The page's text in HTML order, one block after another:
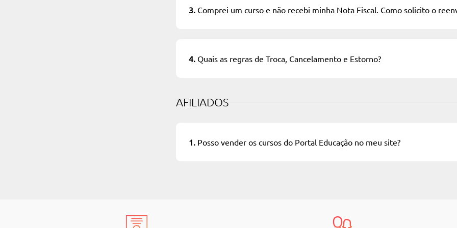
3. Comprei um curso e não recebi minha Nota Fiscal. Como solicito o
4. Quais as regras de Troca, Cancelamento e Estorno?
AFILIADOS
1. Posso vender os cursos do Portal Educação no meu site?